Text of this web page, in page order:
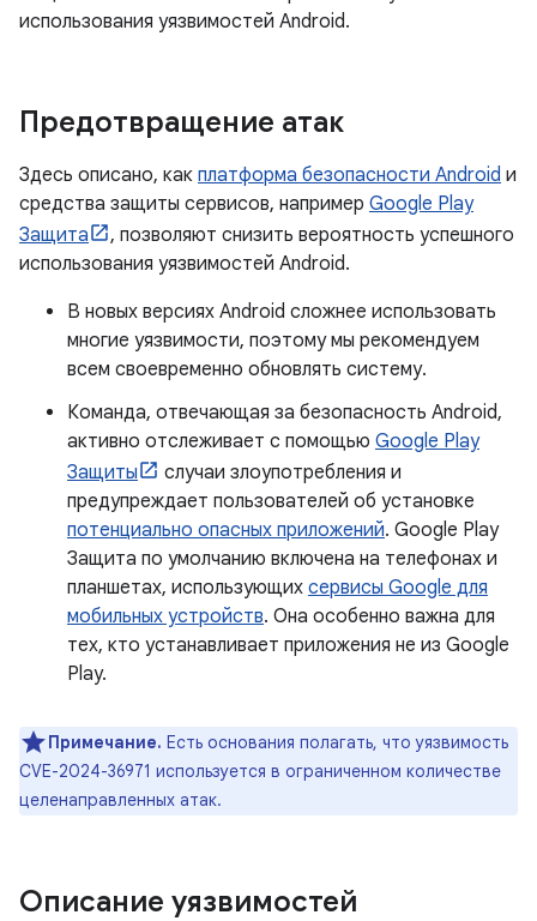
использования уязвимостей Android.
Предотвращение атак
Здесь описано, как платформа безопасности Android и
средства защиты сервисов, например Google Play
Защита
, позволяют снизить вероятность успешного
использования уязвимостей Android.
В новых версиях Android сложнее использовать
многие уязвимости, поэтому мы рекомендуем
всем своевременно обновлять систему.
Команда, отвечающая за безопасность Android,
активно отслеживает с помощью Google Play
Защиты
случаи злоупотребления и
предупреждает пользователей об установке
потенциально опасных приложений. Google Play
Защита по умолчанию включена на телефонах и
планшетах, использующих сервисы Google для
мобильных устройств. Она особенно важна для
тех, кто устанавливает приложения не из Google
Play.
Примечание. Есть основания полагать, что уязвимость
CVE-2024-36971 используется в ограниченном количестве
целенаправленных атак.
Описание уязвимостей